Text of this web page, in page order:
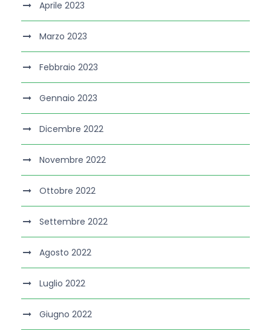
Aprile 2023
Marzo 2023
Febbraio 2023
Gennaio 2023
Dicembre 2022
Novembre 2022
Ottobre 2022
Settembre 2022
Agosto 2022
Luglio 2022
Giugno 2022